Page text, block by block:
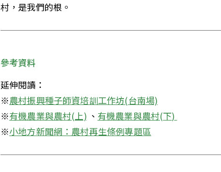
村，是我們的根。
參考資料
延伸閱讀：
※農村振興種子師資培訓工作坊(台南場)
※有機農業與農村(上) 、
※小地方新聞網：農村再生條例專題區